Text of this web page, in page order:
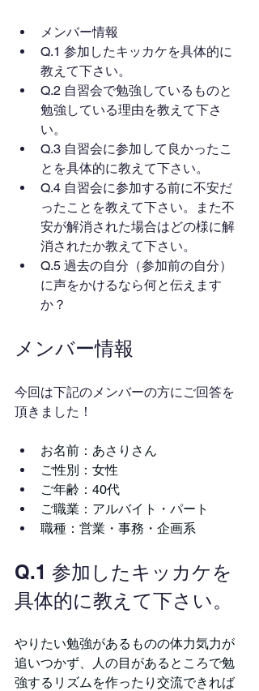
メンバー情報
Q.1 参加したキッカケを具体的に
教えて下さい。
Q.2 自習会で勉強しているものと
勉強している理由を教えて下さ
い。
Q.3 自習会に参加して良かったこ
とを具体的に教えて下さい。
Q.4 自習会に参加する前に不安だ
ったことを教えて下さい。また不
安が解消された場合はどの様に解
消されたか教えて下さい。
Q.5 過去の自分（参加前の自分）
に声をかけるなら何と伝えます
か？
メンバー情報
今回は下記のメンバーの方にご回答を
頂きました！
お名前：あさりさん
ご性別：女性
ご年齢：40代
ご職業：アルバイト・パート
職種：営業・事務・企画系
Q.1 参加したキッカケを
具体的に教えて下さい。
やりたい勉強があるものの体力気力が
追いつかず、人の目があるところで勉
強するリズムを作ったり交流できれば